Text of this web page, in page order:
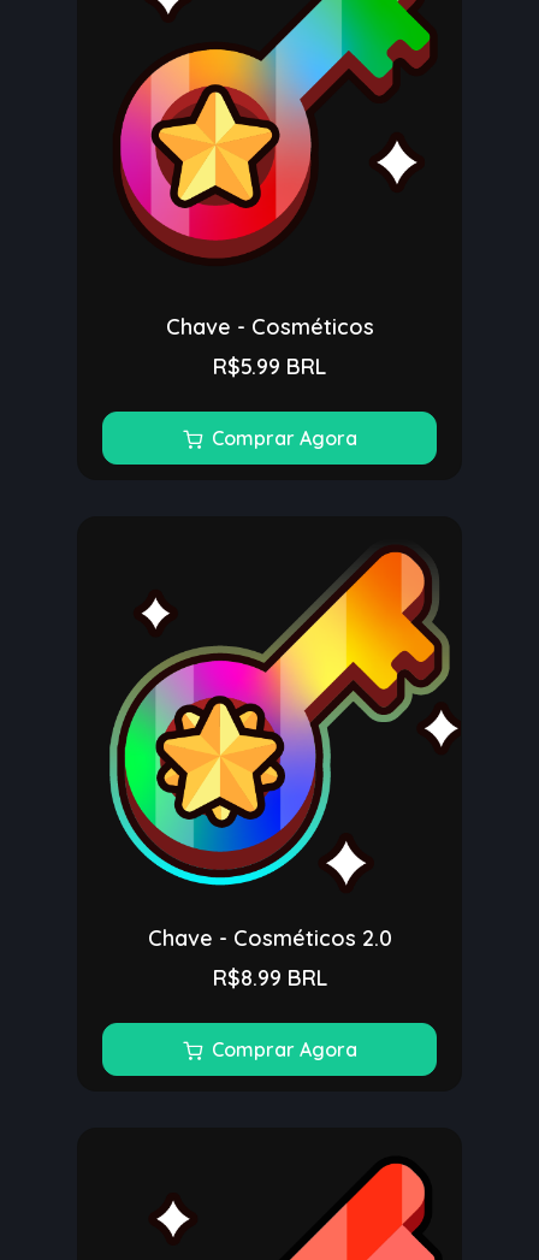
Chave - Cosméticos
R$5.99 BRL
Comprar Agora
Chave - Cosméticos 2.0
R$8.99 BRL
Comprar Agora